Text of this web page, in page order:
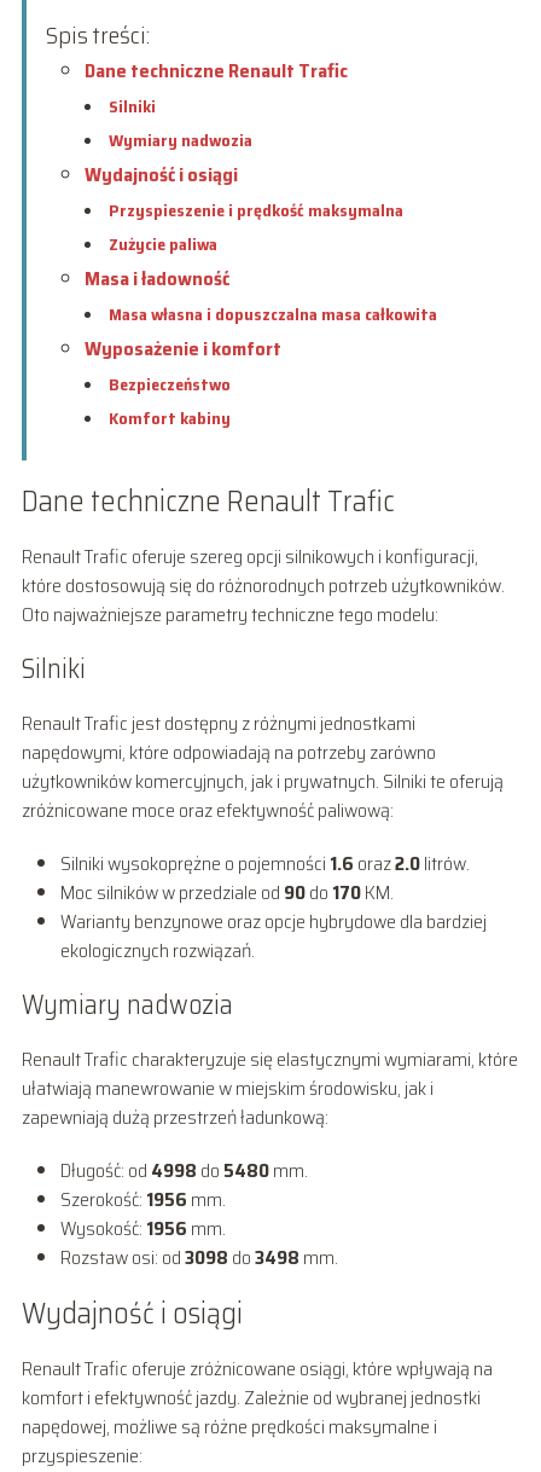
Spis treści:
Dane techniczne Renault Trafic
Silniki
Wymiary nadwozia
Wydajność i osiągi
Przyspieszenie i prędkość maksymalna
Zużycie paliwa
Masa i ładowność
Masa własna i dopuszczalna masa całkowita
Wyposażenie i komfort
Bezpieczeństwo
Komfort kabiny
Dane techniczne Renault Trafic
Renault Trafic oferuje szereg opcji silnikowych i konfiguracji,
które dostosowują się do różnorodnych potrzeb użytkowników.
Oto najważniejsze parametry techniczne tego modelu:
Silniki
Renault Trafic jest dostępny z różnymi jednostkami
napędowymi, które odpowiadają na potrzeby zarówno
użytkowników komercyjnych, jak i prywatnych. Silniki te oferują
zróżnicowane moce oraz efektywność paliwową:
Silniki wysokoprężne o pojemności 1.6 oraz2.0litrów.
Moc silników w przedziale od 90do 170KM.
Warianty benzynowe oraz opcje hybrydowe dla bardziej
ekologicznych rozwiązań.
Wymiary nadwozia
Renault Trafic charakteryzuje się elastycznymi wymiarami, które
ułatwiają manewrowanie w miejskim środowisku, jak i
zapewniają dużą przestrzeń ładunkową:
Długość: od 4998 do 5480mm.
Szerokość: 1956 mm.
Wysokość: 1956 mm.
Rozstaw osi: od3098 do3498 mm.
Wydajność i osiągi
Renault Trafic oferuje zróżnicowane osiągi, które wpływają na
komfort i efektywność jazdy. Zależnie od wybranej jednostki
napędowej, możliwe są różne prędkości maksymalne i
przyspieszenie: